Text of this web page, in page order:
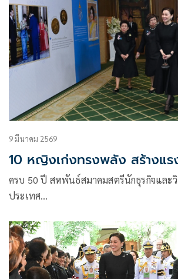
9 มีนาคม 2569
10 หญิงเก่งทรงพลัง สร้างแร
ครบ 50 ปี สหพันธ์สมาคมสตรีนักธุรกิจและ
ประเทศ…